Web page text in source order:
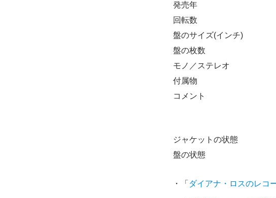
発売年
回転数
盤のサイズ(インチ)
盤の枚数
モノ／ステレオ
付属物
コメント
ジャケットの状態
盤の状態
・「 ダイアナ・ロスのレコ